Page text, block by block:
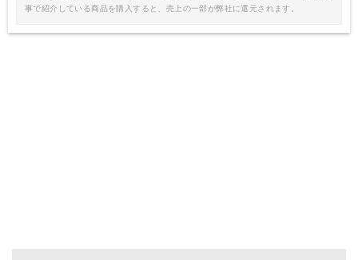
事で紹介している商品を購入すると、売上の一部が弊社に還元されます。